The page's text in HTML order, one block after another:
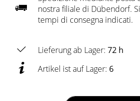
nostra filiale di Dübendorf.
tempi di consegna indicati.
Lieferung ab Lager: 72 h
Artikel ist auf Lager: 6